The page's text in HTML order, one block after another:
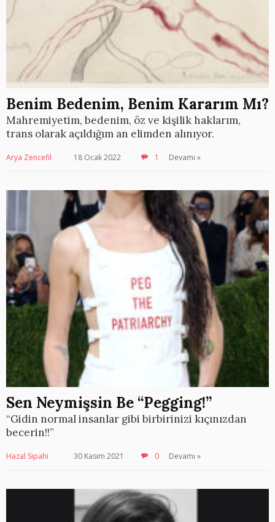
Benim Bedenim, Benim Kararım Mı?
Mahremiyetim, bedenim, öz ve kişilik haklarım,
trans olarak açıldığım an elimden alınıyor.
Arya Zencefil 18 Ocak 2022 1 Devamı »
Sen Neymişsin Be “Pegging!”
“Gidin normal insanlar gibi birbirinizi kıçınızdan
becerin!!”
Hazal Sipahi 30 Kasım 2021 0 Devamı »